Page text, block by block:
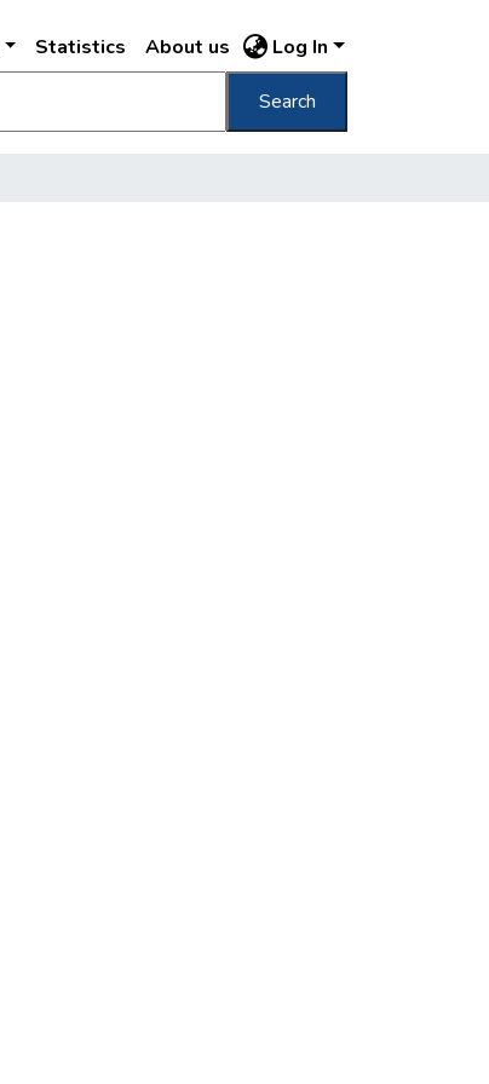
Statistics About us Log In
Search